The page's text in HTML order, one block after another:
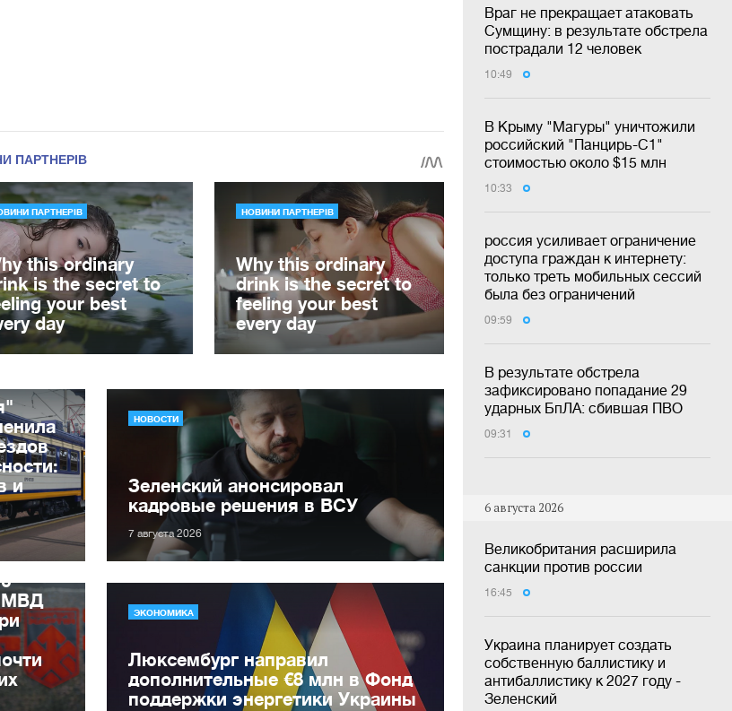
Враг не прекращает атаковать
Сумщину: в результате обстрела
пострадали 12 человек
10:49
В Крыму "Магуры" уничтожили
российский "Панцирь-С1"
стоимостью около $15 млн
10:33
россия усиливает ограничение
доступа граждан к интернету:
только треть мобильных сессий
была без ограничений
09:59
В результате обстрела
зафиксировано попадание 29
ударных БпЛА: сбившая ПВО
09:31
6 августа 2026
Великобритания расширила
санкции против россии
16:45
Украина планирует создать
собственную баллистику и
антибаллистику к 2027 году -
Зеленский
и
НОВОСТИ
Зеленский анонсировал
кадровые решения в ВСУ
7 августа 2026
МВД
ЭКОНОМИКА
Люксембург направил
дополнительные €8 млн в Фонд
поддержки энергетики Украины